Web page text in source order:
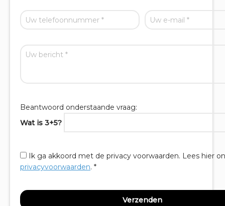
Beantwoord onderstaande vraag:
Wat is 3+5?
Ik ga akkoord met de privacy voorwaarden. Lees hier
privacyvoorwaarden. *